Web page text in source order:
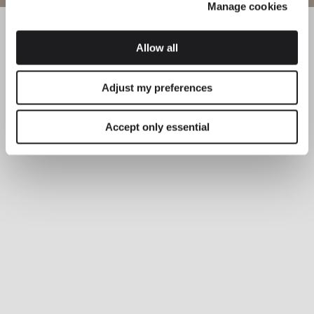
Manage cookies
Allow all
Adjust my preferences
Accept only essential
emblématiques